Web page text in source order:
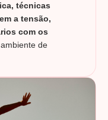
técnicas
a tensão,
com os
de